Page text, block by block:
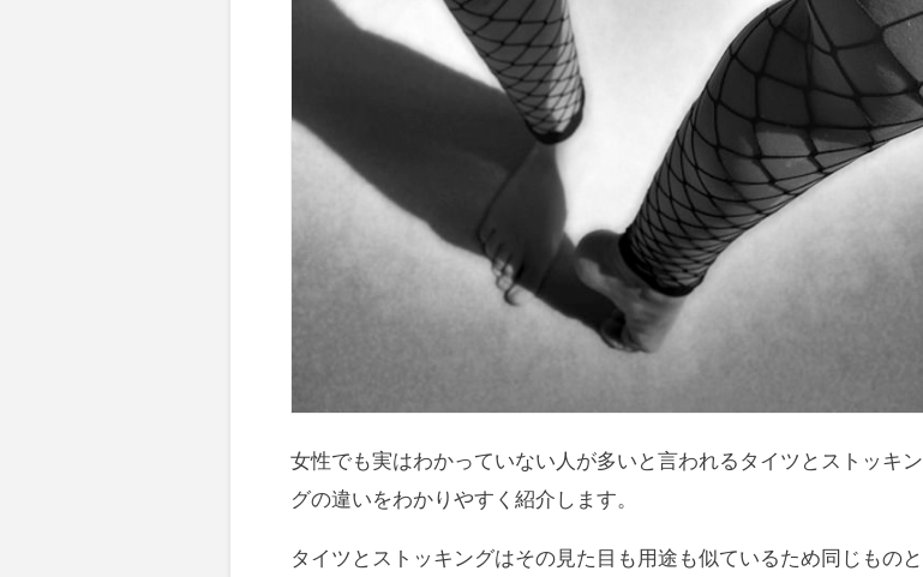
女性でも実はわかっていない人が多いと言われるタイツとストッキン
グの違いをわかりやすく紹介します。
タイツとストッキングはその見た目も用途も似ているため同じものと